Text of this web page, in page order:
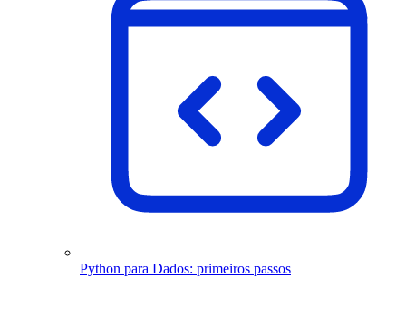
Python para Dados: primeiros passos